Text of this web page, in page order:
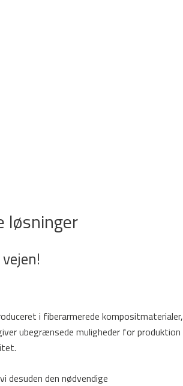
løsninger
i fiberarmerede kompositmaterialer,
ubegrænsede muligheder for produktion
desuden den nødvendige